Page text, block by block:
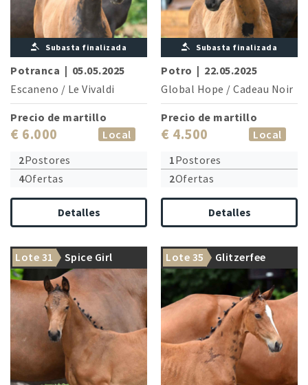
Subasta finalizada
Potranca | 05.05.2025
Escaneno / Le Vivaldi
Precio de martillo
€ 6.000
Local
2Postores
4Ofertas
Detalles
Subasta finalizada
Potro | 22.05.2025
Global Hope / Cadeau Noir
Precio de martillo
€ 4.500
Local
1Postores
2Ofertas
Detalles
Lote 31 Spice Girl Lote 35 Glitzerfee